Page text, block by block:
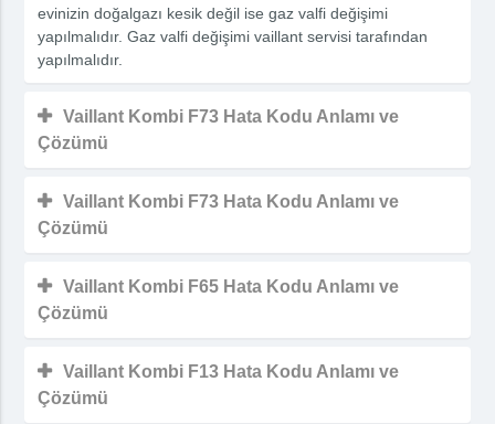
evinizin doğalgazı kesik değil ise gaz valfi değişimi
yapılmalıdır. Gaz valfi değişimi vaillant servisi tarafından
yapılmalıdır.
Vaillant Kombi F73 Hata Kodu Anlamı ve
Çözümü
Vaillant Kombi F73 Hata Kodu Anlamı ve
Çözümü
Vaillant Kombi F65 Hata Kodu Anlamı ve
Çözümü
Vaillant Kombi F13 Hata Kodu Anlamı ve
Çözümü